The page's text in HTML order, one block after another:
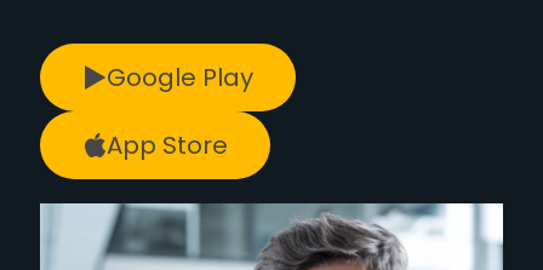
Google Play
App Store